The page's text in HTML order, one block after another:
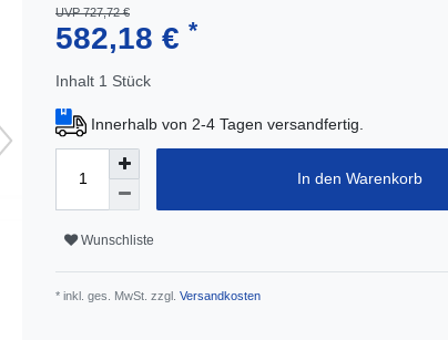
UVP 727,72 €
582,18 € *
Inhalt 1 Stück
Innerhalb von 2-4 Tagen versandfertig.
In den Warenkorb
Wunschliste
* inkl. ges. MwSt. zzgl. Versandkosten